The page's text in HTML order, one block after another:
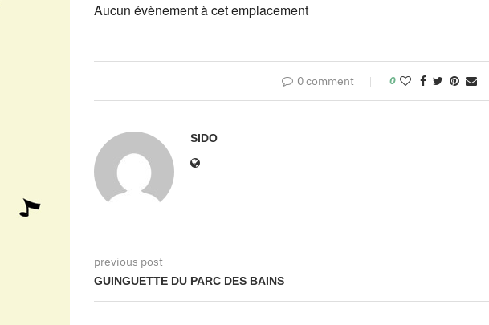
Aucun évènement à cet emplacement
0 comment 0
SIDO
previous post
GUINGUETTE DU PARC DES BAINS